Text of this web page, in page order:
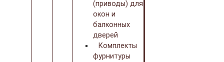
(приводы) для
окон и
балконных
дверей
Комплекты
фурнитуры